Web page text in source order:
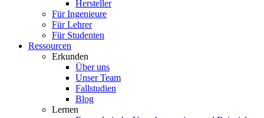
Hersteller
Für Ingenieure
Für Lehrer
Für Studenten
Ressourcen
Erkunden
Über uns
Unser Team
Fallstudien
Blog
Lernen